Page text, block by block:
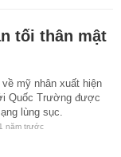
tối thân mật
về mỹ nhân xuất hiện
Quốc Trường được
lùng sục.
1 năm trước